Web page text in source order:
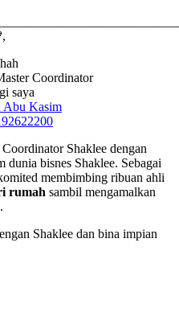
Coordinator
saya
Abu Kasim
Shaklee dengan
dunia bisnes Shaklee. Sebagai
membimbing ribuan ahli
rumah sambil mengamalkan
Shaklee dan bina impian